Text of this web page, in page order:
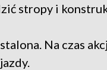
stropy i
Na czas